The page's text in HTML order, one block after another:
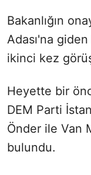
Bakanlığın
Adası'na
ikinci kez
Heyette bir
DEM Parti
Önder ile Van
bulundu.